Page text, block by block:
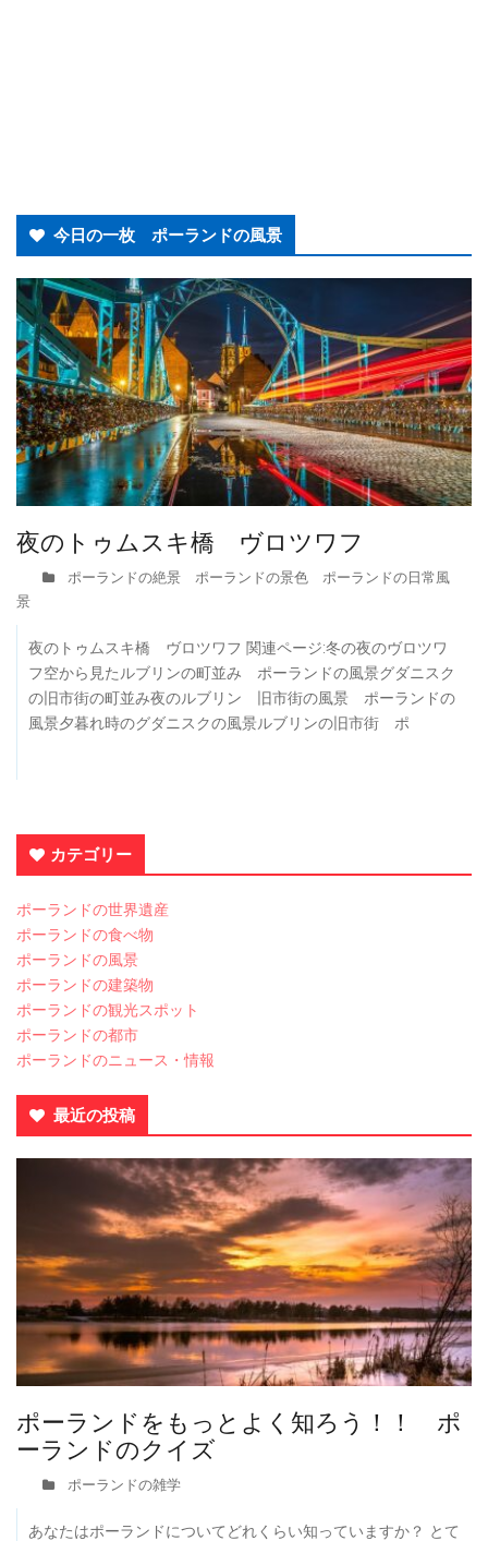
今日の一枚 ポーランドの風景
夜のトゥムスキ橋 ヴロツワフ
ポーランドの絶景 ポーランドの景色 ポーランドの日常風
景
夜のトゥムスキ橋 ヴロツワフ 関連ページ:冬の夜のヴロツワ
フ空から見たルブリンの町並み ポーランドの風景グダニスク
の旧市街の町並み夜のルブリン 旧市街の風景 ポーランドの
風景夕暮れ時のグダニスクの風景ルブリンの旧市街 ポ
カテゴリー
ポーランドの世界遺産
ポーランドの食べ物
ポーランドの風景
ポーランドの建築物
ポーランドの観光スポット
ポーランドの都市
ポーランドのニュース・情報
最近の投稿
ポーランドをもっとよく知ろう！！ ポ
ーランドのクイズ
ポーランドの雑学
あなたはポーランドについてどれくらい知っていますか？ とて